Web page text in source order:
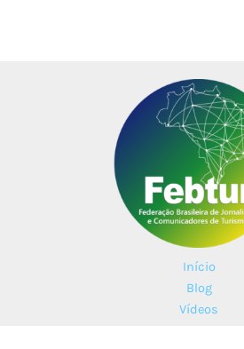
Início
Blog
Vídeos